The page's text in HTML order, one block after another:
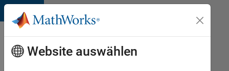
Weiter zum Inhalt
Karriere
bei
MathWorks
Website auswählen